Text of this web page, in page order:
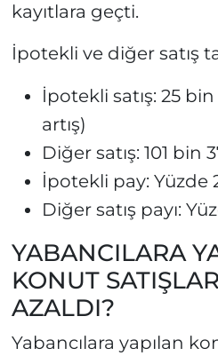
kayıtlara geçti.
İpotekli ve diğer satış
İpotekli satış: 25
artış)
Diğer satış: 101 bin
İpotekli pay: Yüzde
Diğer satış payı:
YABANCILARA
KONUT
AZALDI?
Yabancılara yapılan